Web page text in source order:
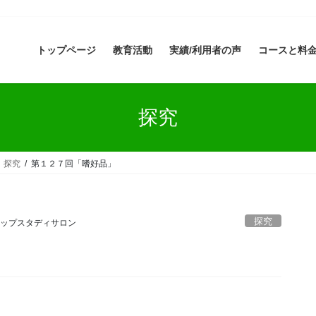
トップページ 教育活動 実績/利用者の声 コースと料
探究
探究 第１２７回「嗜好品」
プスタディサロン 探究